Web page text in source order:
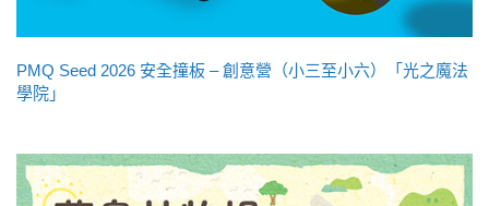
PMQ Seed 2026 安全撞板 – 創意營（小三至小六）「光之魔法
學院」